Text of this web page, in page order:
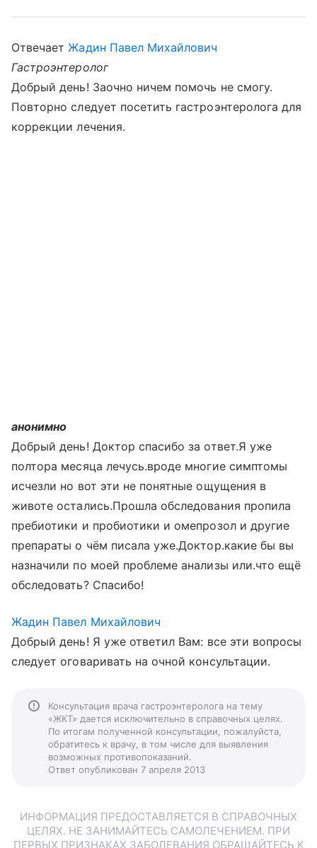
ОтвечаетЖадин Павел Михайлович
Гастроэнтеролог
Добрый день! Заочно ничем помочь не смогу.
Повторно следует посетить гастроэнтеролога для
коррекции лечения.
анонимно
Добрый день! Доктор спасибо за ответ.Я уже
полтора месяца лечусь.вроде многие симптомы
исчезли но вот эти не понятные ощущения в
животе остались.Прошла обследования пропила
пребиотики и пробиотики и омепрозол и другие
препараты о чём писала уже.Доктор.какие бы вы
назначили по моей проблеме анализы или.что ещё
обследовать? Спасибо!
Жадин Павел Михайлович
Добрый день! Я уже ответил Вам: все эти вопросы
следует оговаривать на очной консультации.
Консультация врача гастроэнтеролога на тему
«ЖКТ» дается исключительно в справочных целях.
По итогам полученной консультации, пожалуйста,
обратитесь к врачу, в том числе для выявления
возможных противопоказаний.
Ответ опубликован 7 апреля 2013
ИНФОРМАЦИЯ ПРЕДОСТАВЛЯЕТСЯ В СПРАВОЧНЫХ
ЦЕЛЯХ. НЕ ЗАНИМАЙТЕСЬ САМОЛЕЧЕНИЕМ. ПРИ
ПЕРВЫХ ПРИЗНАКАХ ЗАБОЛЕВАНИЯ ОБРАЩАЙТЕСЬ К